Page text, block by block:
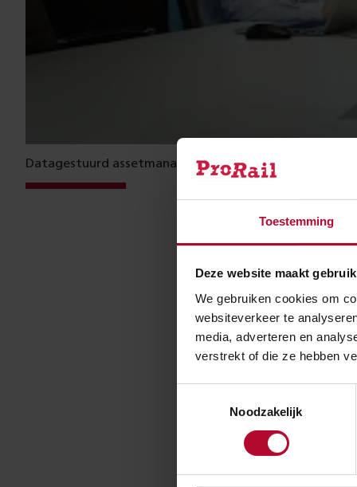
Toestemming
Deze website maakt
We gebruiken cookies om
websiteverkeer te
media, adverteren en
verstrekt of die ze hebben
Noodzakelijk
Datagestuurd assetmanagement #3: 1 taal spreken
In dit derde
Meer